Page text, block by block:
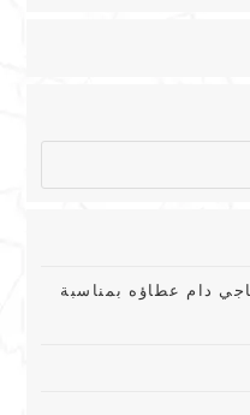
دام عطاؤه بمناسبة